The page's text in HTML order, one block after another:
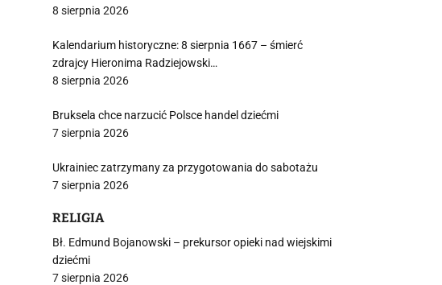
8 sierpnia 2026
Kalendarium historyczne: 8 sierpnia 1667 – śmierć
zdrajcy Hieronima Radziejowski…
8 sierpnia 2026
Bruksela chce narzucić Polsce handel dziećmi
7 sierpnia 2026
Ukrainiec zatrzymany za przygotowania do sabotażu
7 sierpnia 2026
RELIGIA
Bł. Edmund Bojanowski – prekursor opieki nad wiejskimi
dziećmi
7 sierpnia 2026